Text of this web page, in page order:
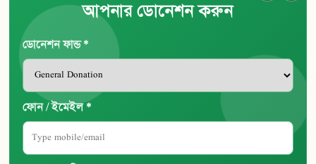
আপনার ডোনেশন করুন
ডোনেশন ফান্ড *
ফোন / ইমেইল *